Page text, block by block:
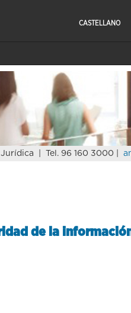
CASTELLANO
| Tel. 96 160 3000 |
de la